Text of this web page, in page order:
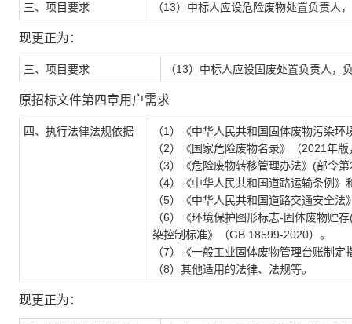
三、项目要求 （13）中标人应设危险废物处置负责人
现更正为：
三、项目要求 （13）中标人应设固废处置负责人，
原招标文件第四章用户需求
四、执行法律法规依据
（1）《中华人民共和国固体废物污染
（2）《国家危险废物名录》（2021年
（3）《危险废物转移管理办法》(部令
（4）《中华人民共和国道路运输条例
（5）《中华人民共和国道路交通安全法
（6）《环境保护图形标志-固体废物贮
染控制标准》（GB 18599-2020）。
（7）《一般工业固体废物管理台账制
（8）其他适用的法律、法规等。
现更正为：